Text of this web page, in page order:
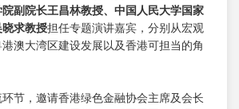
副院长王昌林教授、中国人民大学国家
求教授担任专题演讲嘉宾，分别从宏观
澳大湾区建设发展以及香港可担当的角
节，邀请香港绿色金融协会主席及会长